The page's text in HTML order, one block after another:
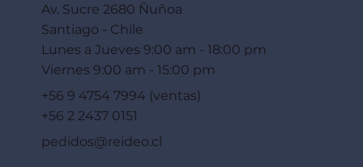
Av. Sucre 2680 Ñuñoa
Santiago - Chile
Lunes a Jueves 9:00 am - 18:00 pm
Viernes 9:00 am - 15:00 pm
+56 9 4754 7994 (ventas)
+56 2 2437 0151
pedidos@reideo.cl